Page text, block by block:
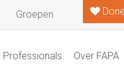
Groepen
Professionals Over FAPA